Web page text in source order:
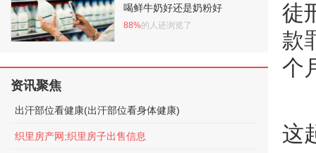
徒
款
个
这
喝鲜牛奶好还是奶粉好
88%的人还浏览了
资讯聚焦
出汗部位看健康(出汗部位看身体健康)
织里房产网;织里房子出售信息